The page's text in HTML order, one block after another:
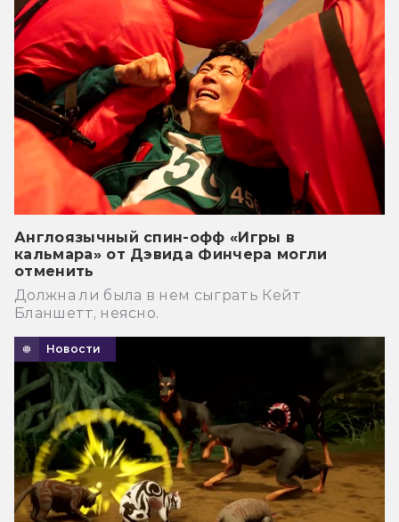
Англоязычный спин-офф «Игры в
кальмара» от Дэвида Финчера могли
отменить
Должна ли была в нем сыграть Кейт
Бланшетт, неясно.
Новости